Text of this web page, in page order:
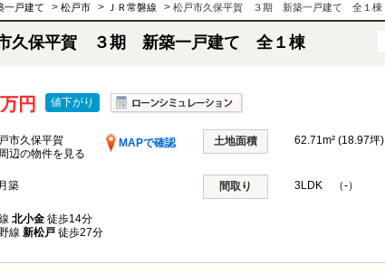
一戸建て > 松戸市 > ＪＲ常磐線 > 松戸市久保平賀 ３期 新築一戸建て 全１棟
久保平賀 ３期 新築一戸建て 全１棟
円 値下がり
市久保平賀
MAPで確認
辺の物件を見る
土地面積 62.71m² (18.97坪)
築 間取り 3LDK （-）
北小金 徒歩14分
線 新松戸 徒歩27分